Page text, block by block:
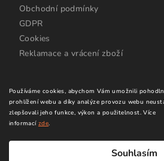
Používáme cookies, abychom Vám umožnili
prohlížení webu a díky analýze provozu webu
zlepšovali jeho funkce, výkon a použitelnost.Více
informacízde.
Souhlasím
Obchodní podmínky
GDPR
Cookies
Reklamace a vrácení zboží
vyhrazena.Upravit